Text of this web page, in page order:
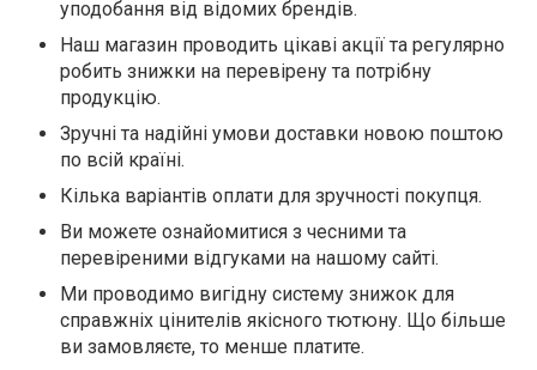
уподобання від відомих брендів.
Наш магазин проводить цікаві акції та регулярно
робить знижки на перевірену та потрібну
продукцію.
Зручні та надійні умови доставки новою поштою
по всій країні.
Кілька варіантів оплати для зручності покупця.
Ви можете ознайомитися з чесними та
перевіреними відгуками на нашому сайті.
Ми проводимо вигідну систему знижок для
справжніх цінителів якісного тютюну. Що більше
ви замовляєте, то менше платите.